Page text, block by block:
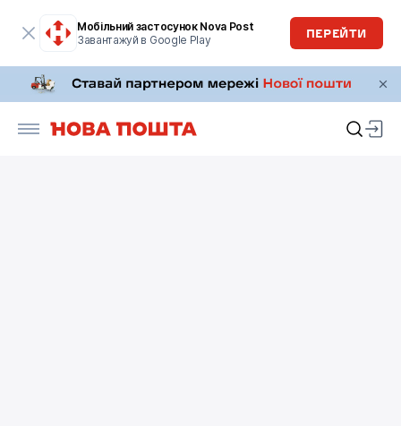
Мобільний застосунок Nova Post
Завантажуй в Google Play
ПЕРЕЙТИ